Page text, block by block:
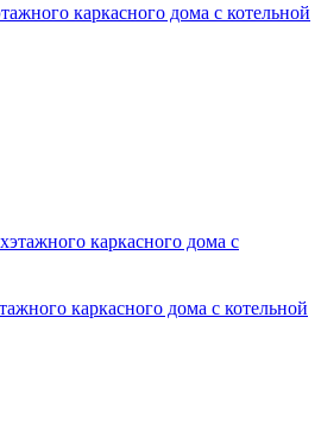
каркасного дома с котельной
каркасного дома с котельной